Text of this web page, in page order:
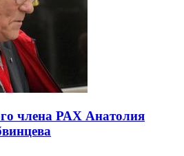
члена РАХ Анатолия